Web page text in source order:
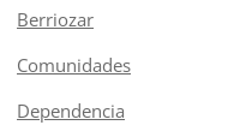
Berriozar
Comunidades
Dependencia